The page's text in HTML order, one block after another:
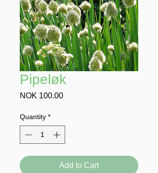
Pipeløk
NOK 100.00Price
Quantity *
Add to Cart